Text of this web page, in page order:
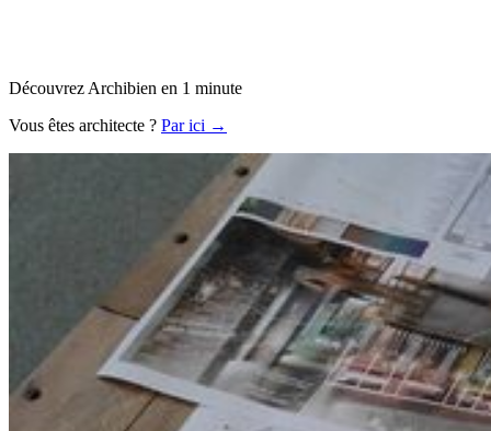
Découvrez Archibien en 1 minute
Vous êtes architecte ? Par ici →